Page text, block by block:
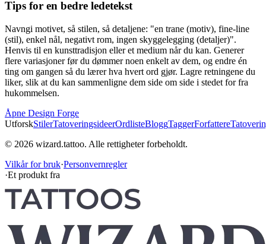
Tips for en bedre ledetekst
Navngi motivet, så stilen, så detaljene: "en trane (motiv), fine-line
(stil), enkel nål, negativt rom, ingen skyggelegging (detaljer)".
Henvis til en kunsttradisjon eller et medium når du kan. Generer
flere variasjoner før du dømmer noen enkelt av dem, og endre én
ting om gangen så du lærer hva hvert ord gjør. Lagre retningene du
liker, slik at du kan sammenligne dem side om side i stedet for fra
hukommelsen.
Åpne Design Forge
UtforskStilerTatoveringsideerOrdlisteBloggTaggerForfattere
© 2026 wizard.tattoo. Alle rettigheter forbeholdt.
Vilkår for bruk·Personvernregler
·Et produkt fra